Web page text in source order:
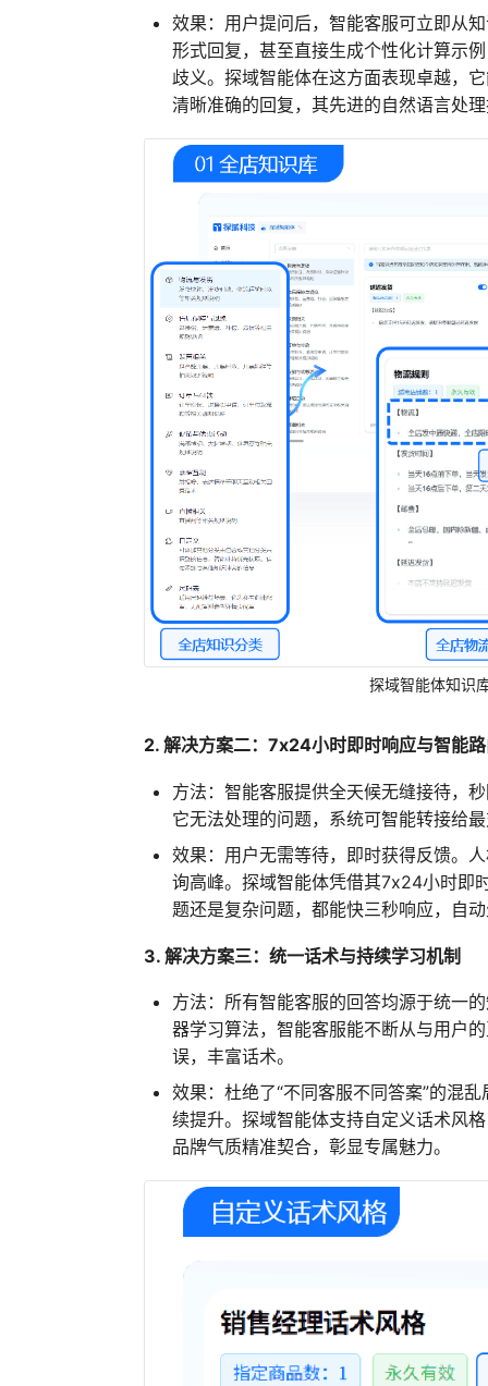
效果：用户提问后，智能客服可立即从
形式回复，甚至直接生成个性化计算示
歧义。探域智能体在这方面表现卓越，
清晰准确的回复，其先进的自然语言处
探域智能体知识
2. 解决方案二：7x24小时即时响应与智能
方法：智能客服提供全天候无缝接待，
它无法处理的问题，系统可智能转接给
效果：用户无需等待，即时获得反馈。
询高峰。探域智能体凭借其7x24小时即
题还是复杂问题，都能快三秒响应，自
3. 解决方案三：统一话术与持续学习机制
方法：所有智能客服的回答均源于统一
器学习算法，智能客服能不断从与用户
误，丰富话术。
效果：杜绝了“不同客服不同答案”的混
续提升。探域智能体支持自定义话术风
品牌气质精准契合，彰显专属魅力。